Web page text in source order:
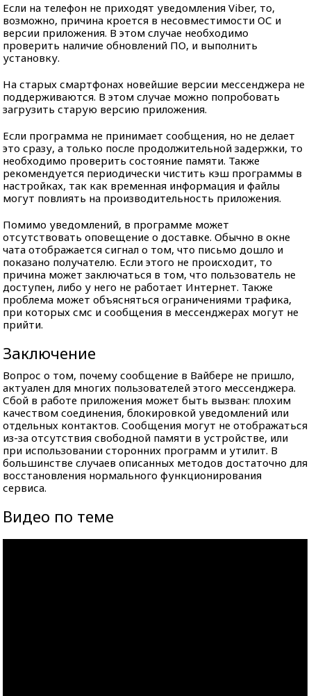
Если на телефон не приходят уведомления Viber, то,
возможно, причина кроется в несовместимости ОС и
версии приложения. В этом случае необходимо
проверить наличие обновлений ПО, и выполнить
установку.
На старых смартфонах новейшие версии мессенджера не
поддерживаются. В этом случае можно попробовать
загрузить старую версию приложения.
Если программа не принимает сообщения, но не делает
это сразу, а только после продолжительной задержки, то
необходимо проверить состояние памяти. Также
рекомендуется периодически чистить кэш программы в
настройках, так как временная информация и файлы
могут повлиять на производительность приложения.
Помимо уведомлений, в программе может
отсутствовать оповещение о доставке. Обычно в окне
чата отображается сигнал о том, что письмо дошло и
показано получателю. Если этого не происходит, то
причина может заключаться в том, что пользователь не
доступен, либо у него не работает Интернет. Также
проблема может объясняться ограничениями трафика,
при которых смс и сообщения в мессенджерах могут не
прийти.
Заключение
Вопрос о том, почему сообщение в Вайбере не пришло,
актуален для многих пользователей этого мессенджера.
Сбой в работе приложения может быть вызван: плохим
качеством соединения, блокировкой уведомлений или
отдельных контактов. Сообщения могут не отображаться
из-за отсутствия свободной памяти в устройстве, или
при использовании сторонних программ и утилит. В
большинстве случаев описанных методов достаточно для
восстановления нормального функционирования
сервиса.
Видео по теме